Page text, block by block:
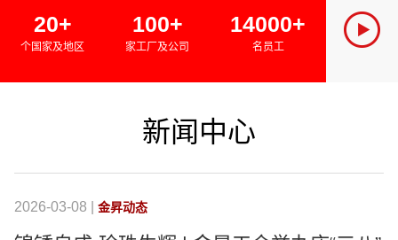
20+
个国家及地区
100+
家工厂及公司
14000+
名员工
金昇集团
绿色经
新闻中心
2026-03-08 | 金昇动态